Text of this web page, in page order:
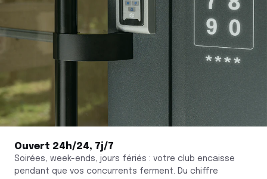
Ouvert 24h/24, 7j/7
Soirées, week-ends, jours fériés : votre club encaisse
pendant que vos concurrents ferment. Du chiffre